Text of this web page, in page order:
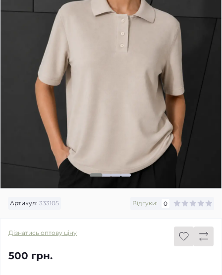
Артикул: 333105 Відгуки: 0
Дізнатись оптову ціну
500 грн.